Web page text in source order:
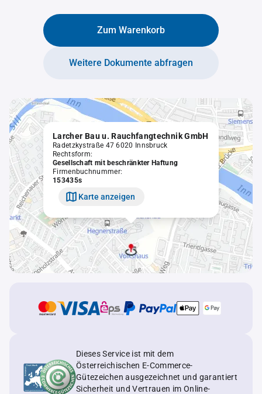
Zum Warenkorb
Weitere Dokumente abfragen
Larcher Bau u. Rauchfangtechnik GmbH
Radetzkystraße 47 6020 Innsbruck
Rechtsform:
Gesellschaft mit beschränkter Haftung
Firmenbuchnummer:
153435s
Karte anzeigen
Dieses Service ist mit dem
Österreichischen E-Commerce-
Gütezeichen ausgezeichnet und garantiert
Sicherheit und Vertrauen im Online-